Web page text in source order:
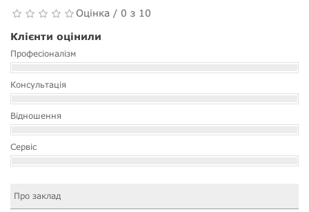
Оцінка / 0 з 10
Клієнти оцінили
Професіоналізм
Консультація
Відношення
Сервіс
Про заклад